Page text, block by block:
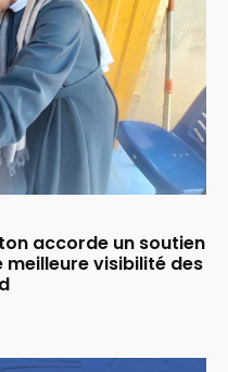
accorde un soutien
meilleure visibilité des